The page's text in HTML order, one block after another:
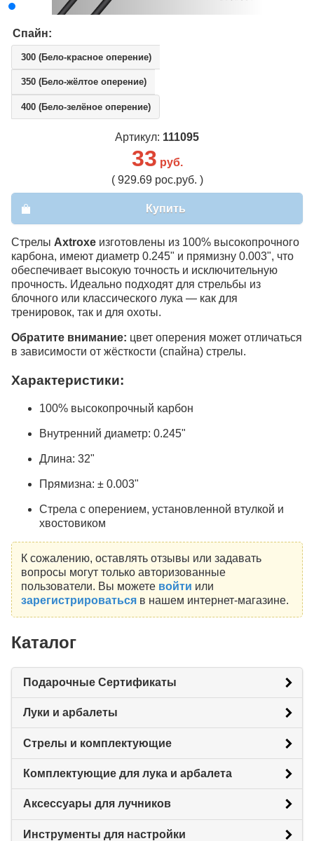
Спайн:
300 (Бело-красное оперение)
350 (Бело-жёлтое оперение)
400 (Бело-зелёное оперение)
Артикул: 111095
33 руб.
( 929.69 рос.руб. )
Купить
Стрелы Axtroxe изготовлены из 100% высокопрочного
карбона, имеют диаметр 0.245" и прямизну 0.003", что
обеспечивает высокую точность и исключительную
прочность. Идеально подходят для стрельбы из
блочного или классического лука — как для
тренировок, так и для охоты.
Обратите внимание: цвет оперения может отличаться
в зависимости от жёсткости (спайна) стрелы.
Характеристики:
100% высокопрочный карбон
Внутренний диаметр: 0.245"
Длина: 32"
Прямизна: ± 0.003"
Стрела с оперением, установленной втулкой и
хвостовиком
К сожалению, оставлять отзывы или задавать
вопросы могут только авторизованные
пользователи. Вы можете войти или
зарегистрироватьсяв нашем интернет-магазине.
Каталог
Подарочные Сертификаты
Луки и арбалеты
Стрелы и комплектующие
Комплектующие для лука и арбалета
Аксессуары для лучников
Инструменты для настройки